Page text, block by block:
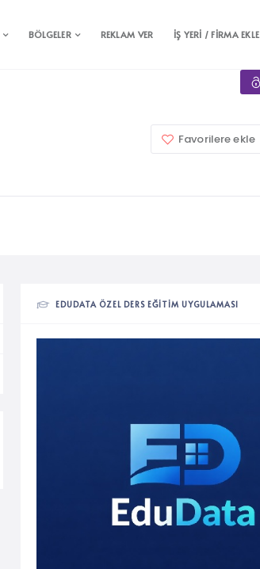
BÖLGELER REKLAM VER İŞ YERİ / FİRMA EKLE
Favorilere ekle
EDUDATA ÖZEL DERS EĞITIM UYGULAMASI